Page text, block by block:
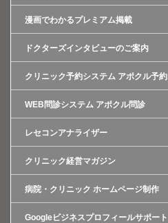
漫画でわかるプレミアム掲載
ドクターズインタビューのご案内
クリニック予約システム アポクル予約
WEB問診システム アポクル問診
レセコンアナライザー
クリニック経営マガジン
病院・クリニック ホームページ制作
Googleビジネスプロフィールサポート